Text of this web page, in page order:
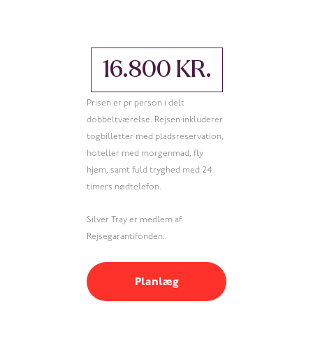
16.800 KR.
Prisen er pr person i delt
dobbeltværelse. Rejsen inkluderer
togbilletter med pladsreservation,
hoteller med morgenmad, fly
hjem, samt fuld tryghed med 24
timers nødtelefon.
Silver Tray er medlem af
Rejsegarantifonden.
Planlæg